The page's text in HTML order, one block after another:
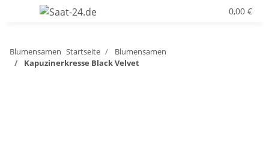
0,00 €
Blumensamen Startseite
Blumensamen
Kapuzinerkresse Black Velvet